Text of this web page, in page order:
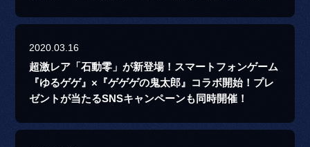
2020.03.16
超激レア「石動零」が新登場！スマートフォンゲーム
『ゆるゲゲ』×『ゲゲゲの鬼太郎』コラボ開始！プレ
ゼントが当たるSNSキャンペーンも同時開催！